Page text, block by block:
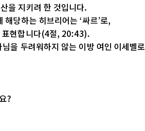
을 지키려 한 것입니다.
당하는 히브리어는 ‘싸르’로,
표현합니다(4절, 20:43).
을 두려워하지 않는 이방 여인 이세벨로
?